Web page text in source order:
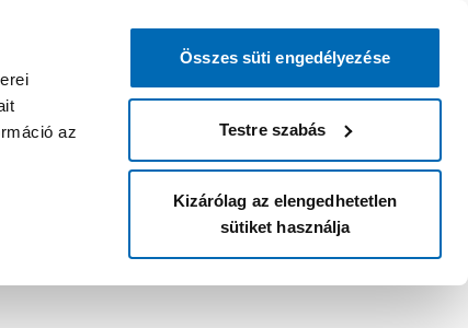
az
Összes süti engedélyezése
Testre szabás
Kizárólag az elengedhetetlen
sütiket használja